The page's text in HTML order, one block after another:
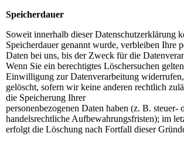
Speicherdauer
Soweit innerhalb dieser Datenschutzerklärung
Speicherdauer genannt wurde, verbleiben Ihre
Daten bei uns, bis der Zweck für die
Wenn Sie ein berechtigtes Löschersuchen
Einwilligung zur Datenverarbeitung
gelöscht, sofern wir keine anderen rechtlich
die Speicherung Ihrer
personenbezogenen Daten haben (z. B. steuer-
handelsrechtliche Aufbewahrungsfristen); im
erfolgt die Löschung nach Fortfall dieser